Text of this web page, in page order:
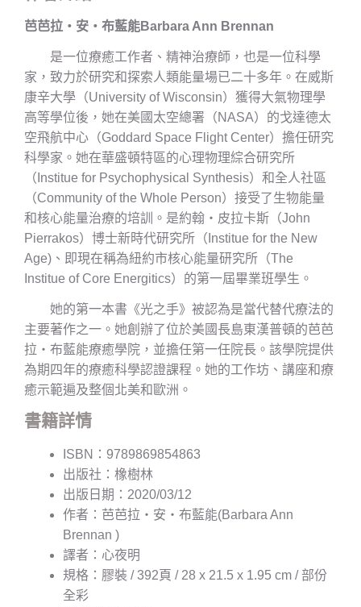
芭芭拉‧安‧布藍能Barbara Ann Brennan
是一位療癒工作者、精神治療師，也是一位科學
家，致力於研究和探索人類能量場已二十多年。在威斯
康辛大學（University of Wisconsin）獲得大氣物理學
高等學位後，她在美國太空總署（NASA）的戈達德太
空飛航中心（Goddard Space Flight Center）擔任研究
科學家。她在華盛頓特區的心理物理綜合研究所
（Institue for Psychophysical Synthesis）和全人社區
（Community of the Whole Person）接受了生物能量
和核心能量治療的培訓。是約翰‧皮拉卡斯（John
Pierrakos）博士新時代研究所（Institue for the New
Age)、即現在稱為紐約市核心能量研究所（The
Institue of Core Energitics）的第一屆畢業班學生。
她的第一本書《光之手》被認為是當代替代療法的
主要著作之一。她創辦了位於美國長島東漢普頓的芭芭
拉‧布藍能療癒學院，並擔任第一任院長。該學院提供
為期四年的療癒科學認證課程。她的工作坊、講座和療
癒示範遍及整個北美和歐洲。
書籍詳情
ISBN：9789869854863
出版社：橡樹林
出版日期：2020/03/12
作者：芭芭拉‧安‧布藍能(Barbara Ann
Brennan )
譯者：心夜明
規格：膠裝 / 392頁 / 28 x 21.5 x 1.95 cm / 部份
全彩